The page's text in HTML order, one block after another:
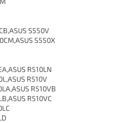
S550V
S550X
R510LN
R510V
R510VB
R510VC